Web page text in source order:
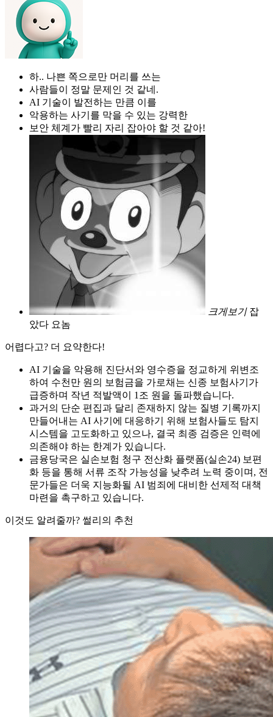
하.. 나쁜 쪽으로만 머리를 쓰는
사람들이 정말 문제인 것 같네.
AI 기술이 발전하는 만큼 이를
악용하는 사기를 막을 수 있는 강력한
보안 체계가 빨리 자리 잡아야 할 것 같아!
크게보기 잡
았다 요놈
어렵다고? 더 요약한다!
AI 기술을 악용해 진단서와 영수증을 정교하게 위변조
하여 수천만 원의 보험금을 가로채는 신종 보험사기가
급증하며 작년 적발액이 1조 원을 돌파했습니다.
과거의 단순 편집과 달리 존재하지 않는 질병 기록까지
만들어내는 AI 사기에 대응하기 위해 보험사들도 탐지
시스템을 고도화하고 있으나, 결국 최종 검증은 인력에
의존해야 하는 한계가 있습니다.
금융당국은 실손보험 청구 전산화 플랫폼(실손24) 보편
화 등을 통해 서류 조작 가능성을 낮추려 노력 중이며, 전
문가들은 더욱 지능화될 AI 범죄에 대비한 선제적 대책
마련을 촉구하고 있습니다.
이것도 알려줄까? 썰리의 추천